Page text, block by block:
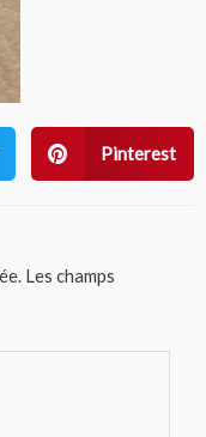
Pinterest
Les champs